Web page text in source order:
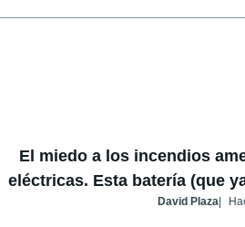
El miedo a los incendios
eléctricas. Esta batería (que
David Plaza